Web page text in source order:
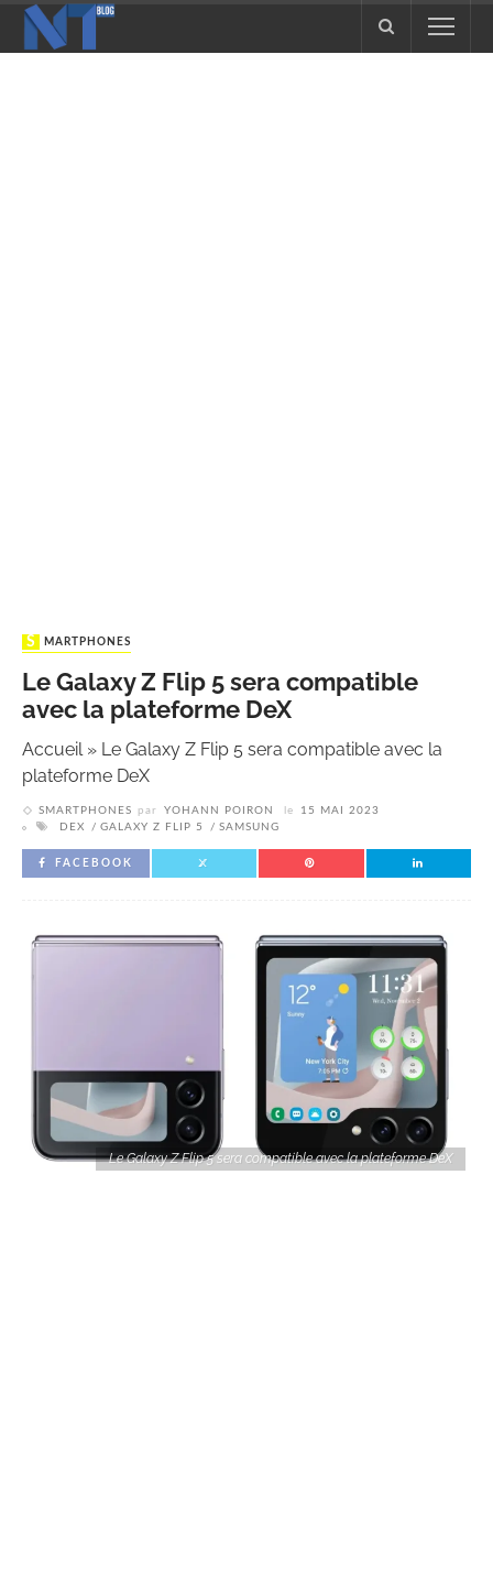
SMARTPHONES
Le Galaxy Z Flip 5 sera compatible
avec la plateforme DeX
Accueil» Le Galaxy Z Flip 5 sera compatible avec la
plateforme DeX
SMARTPHONES par YOHANN POIRON le
15 MAI 2023
DEX
GALAXY Z FLIP 5 SAMSUNG
FACEBOOK
Le Galaxy Z Flip 5 sera compatible avec la plateforme DeX